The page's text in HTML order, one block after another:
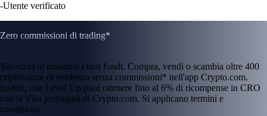
-Utente verificato
Zero commissioni di trading*
Valorizza al massimo i tuoi fondi. Compra, vendi o scambia oltre 400
criptovalute di tendenza senza commissioni* nell'app Crypto.com.
Inoltre, con Level Up puoi ottenere fino al 6% di ricompense in CRO
con la Visa prepagata di Crypto.com. Si applicano termini e
condizioni.